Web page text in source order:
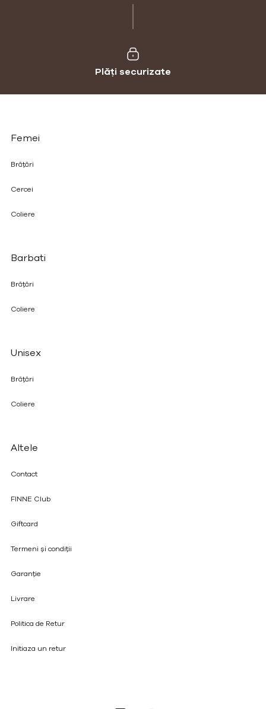
Plăți securizate
Femei
Brățări
Cercei
Coliere
Barbati
Brățări
Coliere
Unisex
Brățări
Coliere
Altele
Contact
FINNE Club
Giftcard
Termeni și condiții
Garanție
Livrare
Politica de Retur
Initiaza un retur